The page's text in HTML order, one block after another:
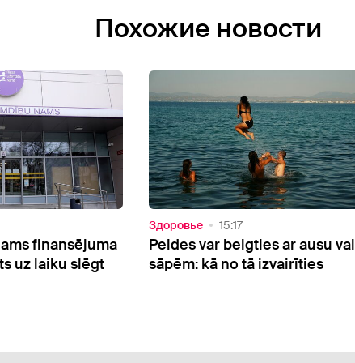
Похожие новости
ar ausu vai kakla
Здоровье 14:15
Farmaceite Oksana Grīnberga:
palīdzēt cilvēkiem ir vislielākā